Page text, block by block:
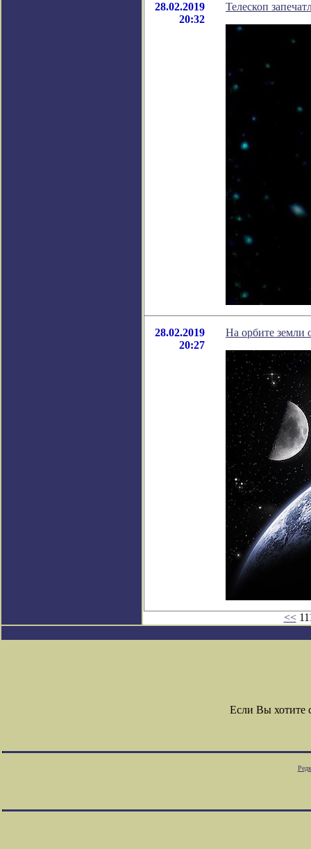
28.02.2019
20:32
Телескоп
28.02.2019
20:27
На орбите земли
<<
Если Вы хотите